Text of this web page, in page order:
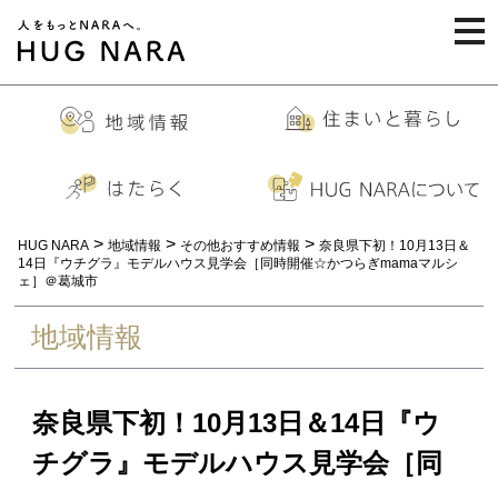
HUG NARA > 地域情報 > その他おすすめ情報 > 奈良県下初！10月13日＆
14日『ウチグラ』モデルハウス見学会［同時開催☆かつらぎmamaマルシ
ェ］＠葛城市
地域情報
奈良県下初！10月13日＆14日『ウ
チグラ』モデルハウス見学会［同